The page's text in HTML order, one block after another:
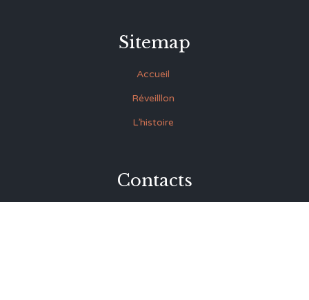
Sitemap
Accueil
Réveilllon
L’histoire
Contacts